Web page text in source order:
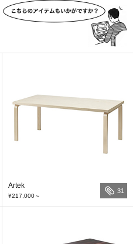
Artek
¥217,000～
31